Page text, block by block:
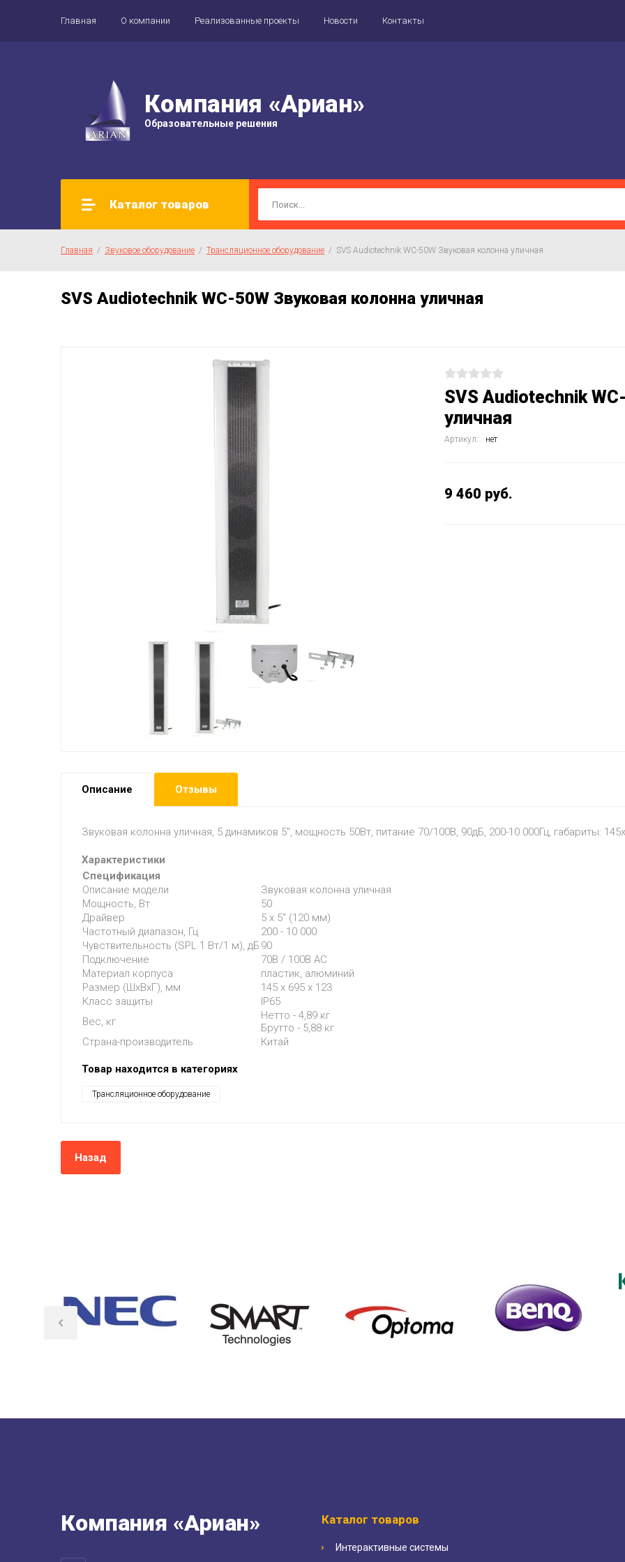
Главная О компании Реализованные проекты Новости Контакты
Компания «Ариан»
Образовательные решения
Каталог товаров
Главная
  /
Звуковое оборудование
  /
Трансляционное оборудование
  /  SVS Audiotechnik WC-50W Звуковая колонна уличная
SVS Audiotechnik WC-50W Звуковая колонна уличная
SVS Audiotechnik
уличная
Артикул: нет
9 460 руб.
Описание Отзывы
Звуковая колонна уличная, 5 динамиков 5", мощность 50Вт, питание 70/100В, 90дБ, 200-10 000Гц, габариты:
Характеристики
Спецификация
Описание модели
Звуковая колонна уличная
Мощность, Вт
50
Драйвер
5 x 5" (120 мм)
Частотный диапазон, Гц
200 - 10 000
Чувствительность (SPL 1 Вт/1 м), дБ 90
Подключение
70В / 100В AC
Материал корпуса
пластик, алюминий
Размер (ШхВхГ), мм
145 x 695 x 123
Класс защиты
IP65
Вес, кг
Нетто - 4,89 кг
Брутто - 5,88 кг
Страна-производитель
Китай
Товар находится в категориях
Трансляционное оборудование
Назад
Компания «Ариан» Каталог товаров
Интерактивные системы